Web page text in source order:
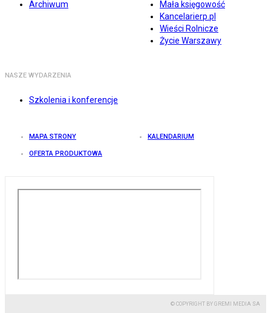
Archiwum
Mała księgowość
Kancelarierp.pl
Wieści Rolnicze
Życie Warszawy
NASZE WYDARZENIA
Szkolenia i konferencje
MAPA STRONY KALENDARIUM
OFERTA PRODUKTOWA
© COPYRIGHT BY GREMI MEDIA SA